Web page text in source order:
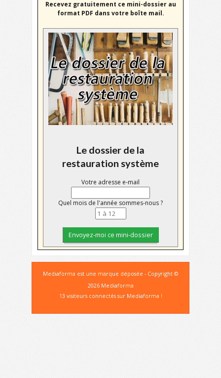
Recevez gratuitement ce mini-dossier au
format PDF dans votre boîte mail.
Le dossier de la
restauration système
Votre adresse e-mail
Quel mois de l'année sommes-nous ?
Mediaforma est une marque déposée - Copyright ©
2026 Mediaforma
13 visiteurs connectés sur Mediaforma !